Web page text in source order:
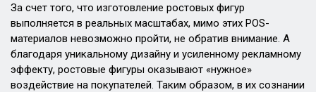
За счет того, что изготовление ростовых фигур
выполняется в реальных масштабах, мимо этих POS-
материалов невозможно пройти, не обратив внимание. А
благодаря уникальному дизайну и усиленному рекламному
эффекту, ростовые фигуры оказывают «нужное»
воздействие на покупателей. Таким образом, в их сознании